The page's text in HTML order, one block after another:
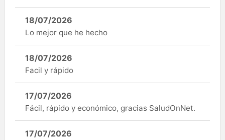
18/07/2026
Lo mejor que he hecho
18/07/2026
Facil y rápido
17/07/2026
Fácil, rápido y económico, gracias SaludOnNet.
17/07/2026